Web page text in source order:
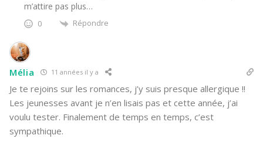
m’attire pas plus…
0 Répondre
Mélia 11 années il y a
Je te rejoins sur les romances, j’y suis presque allergique !!
Les jeunesses avant je n’en lisais pas et cette année, j’ai
voulu tester. Finalement de temps en temps, c’est
sympathique.